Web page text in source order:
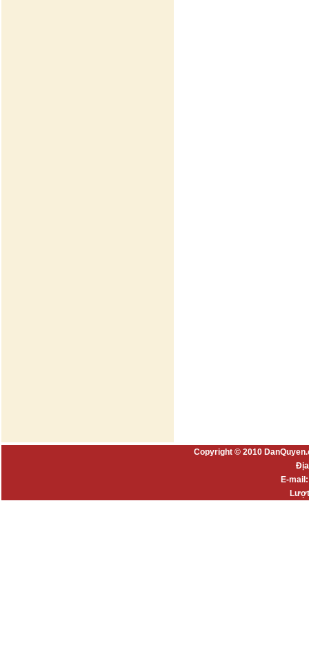
Copyright © 2010
E-